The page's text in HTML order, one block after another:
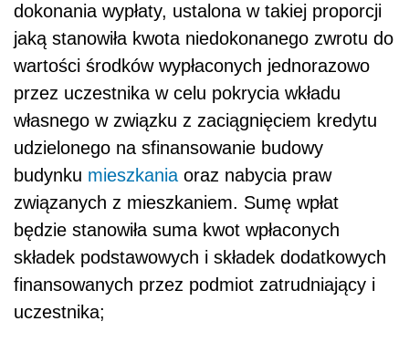
dokonania wypłaty, ustalona w takiej proporcji
jaką stanowiła kwota niedokonanego zwrotu do
wartości środków wypłaconych jednorazowo
przez uczestnika w celu pokrycia wkładu
własnego w związku z zaciągnięciem kredytu
udzielonego na sfinansowanie budowy
budynku mieszkania oraz nabycia praw
związanych z mieszkaniem. Sumę wpłat
będzie stanowiła suma kwot wpłaconych
składek podstawowych i składek dodatkowych
finansowanych przez podmiot zatrudniający i
uczestnika;